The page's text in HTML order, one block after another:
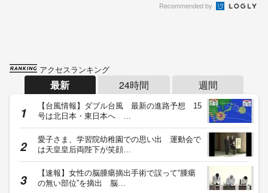
Recommended by
アクセスランキング
最新 24時間 週間
【台風情報】ダブル台風 最新の進路予想 15
号は北日本・東日本へ …
愛子さま、学習院幼稚園での思い出 運動会で
は天皇皇后両陛下が笑顔…
【速報】女性の脳腫瘍摘出手術で誤って“腫瘍
の無い部位”を摘出 脳…